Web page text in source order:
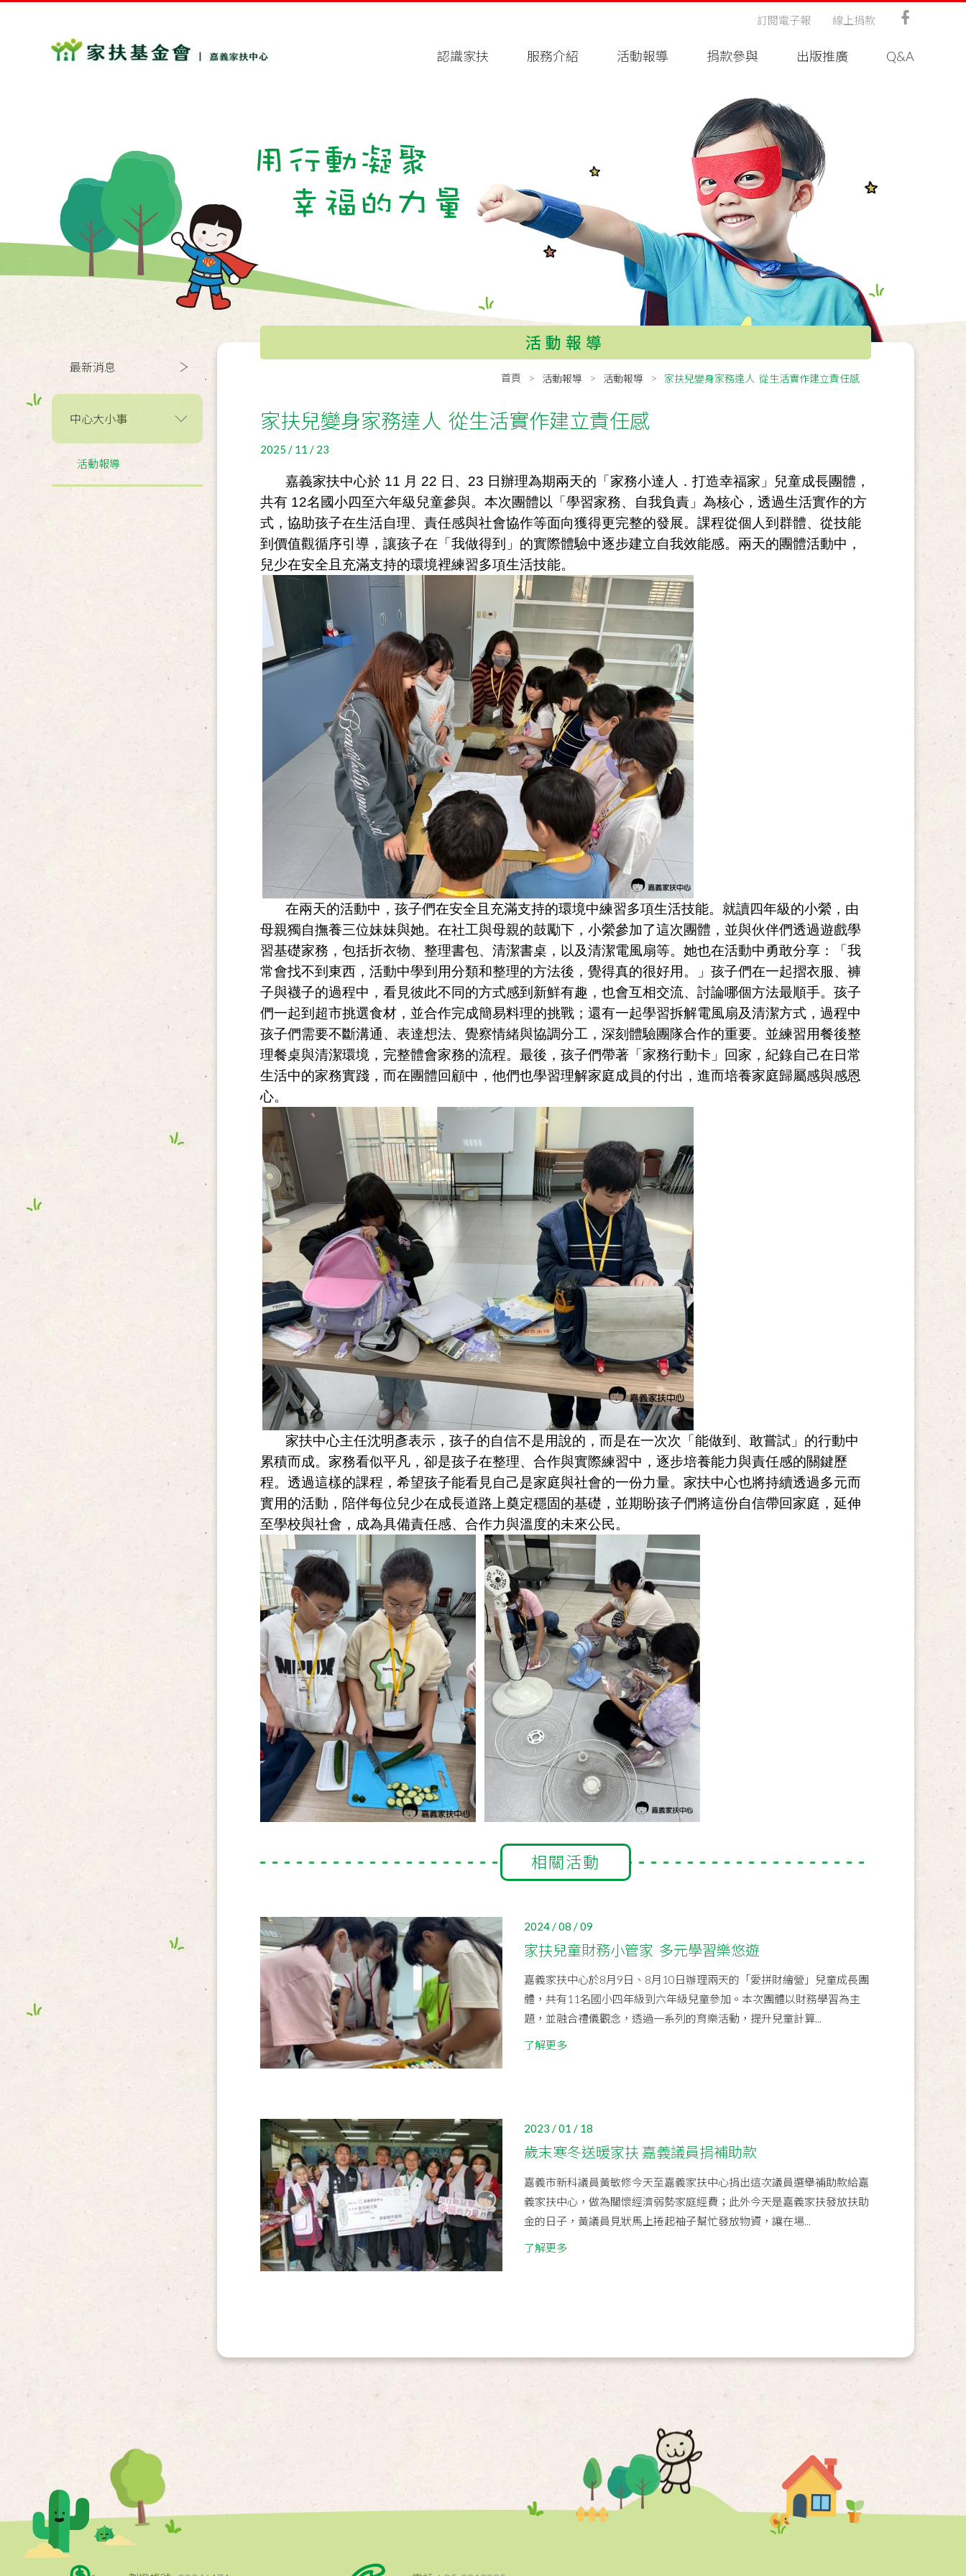
認識家扶 服務介紹 活動報導 捐款參與 出版推廣 Q&A
訂閱電子報 線上捐款
最新消息
中心大小事
活動報導
活動報導
首頁 活動報導 活動報導 家扶兒變身家務達人 從生活實作建立責任感
家扶兒變身家務達人 從生活實作建立責任感
2025 / 11 / 23
嘉義家扶中心於 11 月 22 日、23 日辦理為期兩天的「家務小達人．打造幸福家」兒童成長團體，
共有 12名國小四至六年級兒童參與。本次團體以「學習家務、自我負責」為核心，透過生活實作的方
式，協助孩子在生活自理、責任感與社會協作等面向獲得更完整的發展。課程從個人到群體、從技能
到價值觀循序引導，讓孩子在「我做得到」的實際體驗中逐步建立自我效能感。兩天的團體活動中，
兒少在安全且充滿支持的環境裡練習多項生活技能。
在兩天的活動中，孩子們在安全且充滿支持的環境中練習多項生活技能。就讀四年級的小縈，由
母親獨自撫養三位妹妹與她。在社工與母親的鼓勵下，小縈參加了這次團體，並與伙伴們透過遊戲學
習基礎家務，包括折衣物、整理書包、清潔書桌，以及清潔電風扇等。她也在活動中勇敢分享：「我
常會找不到東西，活動中學到用分類和整理的方法後，覺得真的很好用。」孩子們在一起摺衣服、褲
子與襪子的過程中，看見彼此不同的方式感到新鮮有趣，也會互相交流、討論哪個方法最順手。孩子
們一起到超市挑選食材，並合作完成簡易料理的挑戰；還有一起學習拆解電風扇及清潔方式，過程中
孩子們需要不斷溝通、表達想法、覺察情緒與協調分工，深刻體驗團隊合作的重要。並練習用餐後整
理餐桌與清潔環境，完整體會家務的流程。最後，孩子們帶著「家務行動卡」回家，紀錄自己在日常
生活中的家務實踐，而在團體回顧中，他們也學習理解家庭成員的付出，進而培養家庭歸屬感與感恩
心。
家扶中心主任沈明彥表示，孩子的自信不是用說的，而是在一次次「能做到、敢嘗試」的行動中
累積而成。家務看似平凡，卻是孩子在整理、合作與實際練習中，逐步培養能力與責任感的關鍵歷
程。透過這樣的課程，希望孩子能看見自己是家庭與社會的一份力量。家扶中心也將持續透過多元而
實用的活動，陪伴每位兒少在成長道路上奠定穩固的基礎，並期盼孩子們將這份自信帶回家庭，延伸
至學校與社會，成為具備責任感、合作力與溫度的未來公民。
相關活動
2024 / 08 / 09
家扶兒童財務小管家 多元學習樂悠遊
嘉義家扶中心於8月9日、8月10日辦理兩天的「愛拼財繪營」兒童成長團
體，共有11名國小四年級到六年級兒童參加。本次團體以財務學習為主
題，並融合禮儀觀念，透過一系列的育樂活動，提升兒童計算...
了解更多
2023 / 01 / 18
歲末寒冬送暖家扶 嘉義議員捐補助款
嘉義市新科議員黃敏修今天至嘉義家扶中心捐出這次議員選舉補助款給嘉
義家扶中心，做為關懷經濟弱勢家庭經費；此外今天是嘉義家扶發放扶助
金的日子，黃議員見狀馬上捲起袖子幫忙發放物資，讓在場...
了解更多